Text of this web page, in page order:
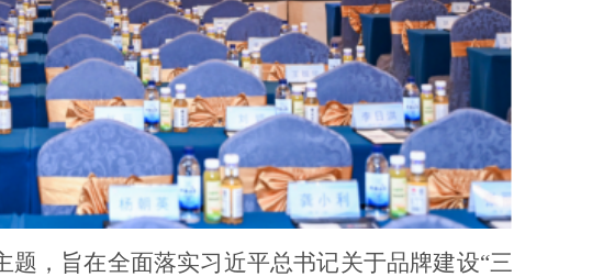
题，旨在全面落实习近平总书记关于品牌建设“三